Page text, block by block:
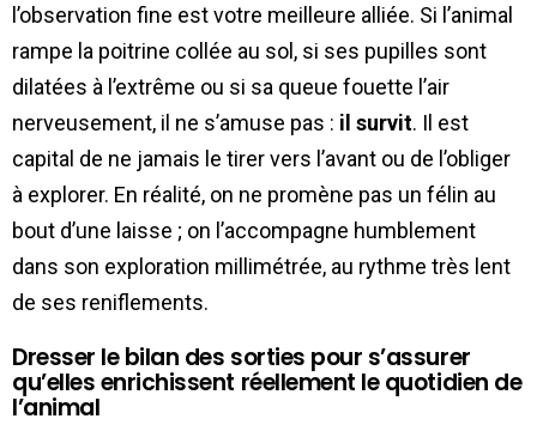
l’observation fine est votre meilleure alliée. Si l’animal
rampe la poitrine collée au sol, si ses pupilles sont
dilatées à l’extrême ou si sa queue fouette l’air
nerveusement, il ne s’amuse pas : il survit. Il est
capital de ne jamais le tirer vers l’avant ou de l’obliger
à explorer. En réalité, on ne promène pas un félin au
bout d’une laisse ; on l’accompagne humblement
dans son exploration millimétrée, au rythme très lent
de ses reniflements.
Dresser le bilan des sorties pour s’assurer
qu’elles enrichissent réellement le quotidien de
l’animal